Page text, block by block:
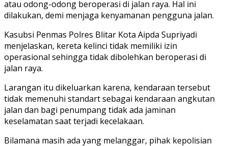
atau odong-odong beroperasi di jalan raya. Hal ini
dilakukan, demi menjaga kenyamanan pengguna jalan.
Kasubsi Penmas Polres Blitar Kota Aipda Supriyadi
menjelaskan, kereta kelinci tidak memiliki izin
operasional sehingga tidak dibolehkan beroperasi di
jalan raya.
Larangan itu dikeluarkan karena, kendaraan tersebut
tidak memenuhi standart sebagai kendaraan angkutan
jalan dan bagi penumpang tidak ada jaminan
keselamatan saat terjadi kecelakaan.
Bilamana masih ada yang melanggar, pihak kepolisian